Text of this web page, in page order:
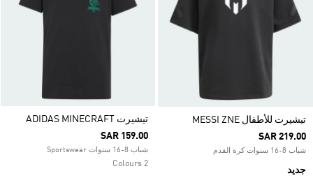
تيشيرت للأطفال MESSI ZNE
SAR 219.00
شباب 8-16 سنوات كرة القدم
جديد
تيشيرت ADIDAS MINECRAFT
SAR 159.00
شباب 8-16 سنوات Sportswear
2 Colours